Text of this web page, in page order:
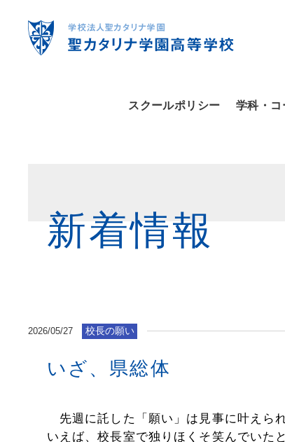
スクールポリシー 学科・コ
新着情報
2026/05/27 校長の願い
いざ、県総体
先週に託した「願い」は見事に叶えら
いえば、校長室で独りほくそ笑んでいたと